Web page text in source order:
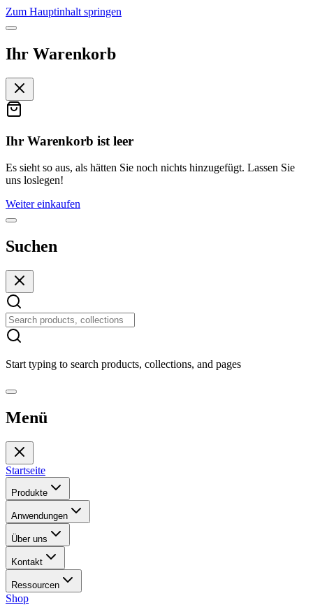
Zum Hauptinhalt springen
Ihr Warenkorb
Ihr Warenkorb ist leer
Es sieht so aus, als hätten Sie noch nichts hinzugefügt. Lassen Sie
uns loslegen!
Weiter einkaufen
Suchen
Start typing to search products, collections, and pages
Menü
Startseite
Produkte
Anwendungen
Über uns
Kontakt
Ressourcen
Shop